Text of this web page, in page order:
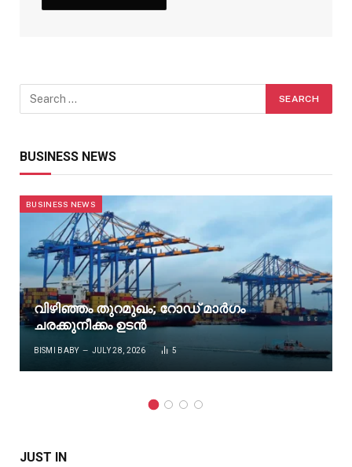
BUSINESS NEWS
BUSINESS NEWS
വിഴിഞ്ഞം തുറമുഖം; റോഡ് മാർഗം
ചരക്കുനീക്കം ഉടൻ
BISMI BABY JULY 28, 2026 5
JUST IN